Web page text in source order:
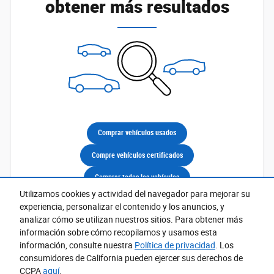
Utilizamos cookies y actividad del navegador para mejorar su
experiencia, personalizar el contenido y los anuncios, y
analizar cómo se utilizan nuestros sitios. Para obtener más
información sobre cómo recopilamos y usamos esta
información, consulte nuestra Política de privacidad. Los
consumidores de California pueden ejercer sus derechos de
CCPAaquí.
obtener más resultados
Comprar vehículos usados
Compre vehículos certificados
Comprar todos los vehículos